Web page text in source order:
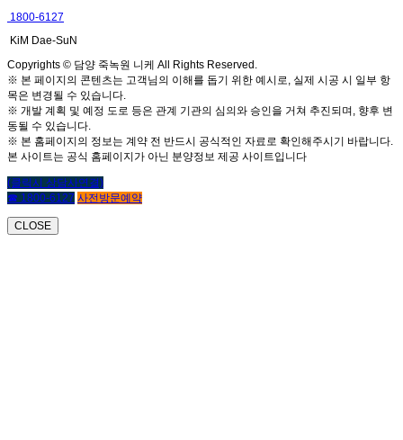
1800-6127
KiM Dae-SuN
Copyrights © 담양 죽녹원 니케 All Rights Reserved.
※ 본 페이지의 콘텐츠는 고객님의 이해를 돕기 위한 예시로, 실제 시공 시 일부 항
목은 변경될 수 있습니다.
※ 개발 계획 및 예정 도로 등은 관계 기관의 심의와 승인을 거쳐 추진되며, 향후 변
동될 수 있습니다.
※ 본 홈페이지의 정보는 계약 전 반드시 공식적인 자료로 확인해주시기 바랍니다.
본 사이트는 공식 홈페이지가 아닌 분양정보 제공 사이트입니다
(클릭시 상담사연결)
☎ 1800-6127 사전방문예약
CLOSE